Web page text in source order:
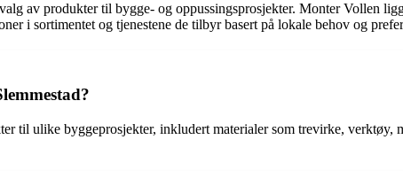
av produkter til bygge- og oppussingsprosjekter. Monter Vollen
i sortimentet og tjenestene de tilbyr basert på lokale behov og
til ulike byggeprosjekter, inkludert materialer som trevirke, verktøy,